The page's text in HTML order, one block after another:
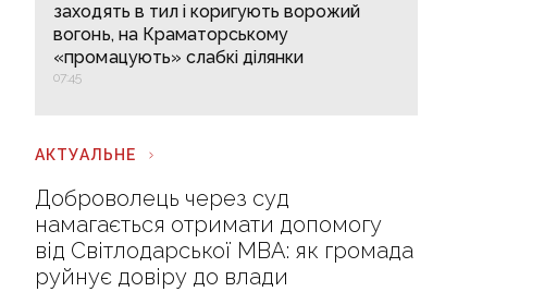
заходять в тил і коригують ворожий
вогонь, на Краматорському
«промацують» слабкі ділянки
07:45
АКТУАЛЬНЕ
Доброволець через суд
намагається отримати допомогу
від Світлодарської МВА: як громада
руйнує довіру до влади